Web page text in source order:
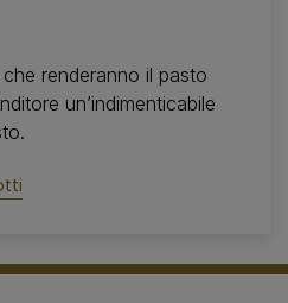
renderanno il pasto
un’indimenticabile